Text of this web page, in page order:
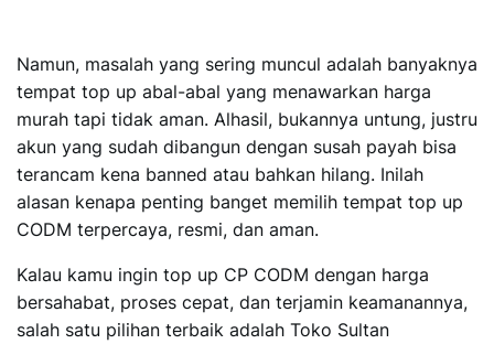
Namun, masalah yang sering muncul adalah banyaknya
tempat top up abal-abal yang menawarkan harga
murah tapi tidak aman. Alhasil, bukannya untung, justru
akun yang sudah dibangun dengan susah payah bisa
terancam kena banned atau bahkan hilang. Inilah
alasan kenapa penting banget memilih tempat top up
CODM terpercaya, resmi, dan aman.
Kalau kamu ingin top up CP CODM dengan harga
bersahabat, proses cepat, dan terjamin keamanannya,
salah satu pilihan terbaik adalah Toko Sultan